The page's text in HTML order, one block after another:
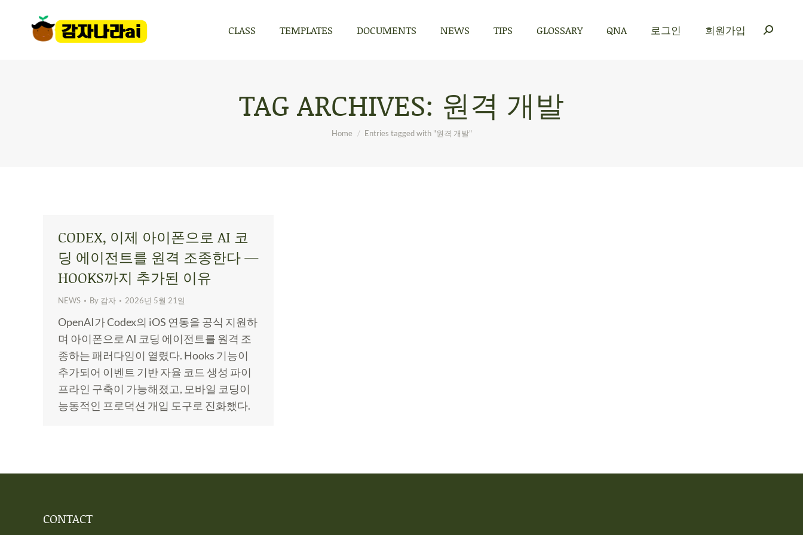
CLASS TEMPLATES DOCUMENTS NEWS TIPS GLOSSARY QNA 로그인 회원가입
TAG ARCHIVES: 원격 개발
You are here:
Home Entries tagged with "원격 개발"
CODEX, 이제 아이폰으로 AI 코
딩 에이전트를 원격 조종한다 —
HOOKS까지 추가된 이유
NEWS By 감자 2026년 5월 21일
OpenAI가 Codex의 iOS 연동을 공식 지원하
며 아이폰으로 AI 코딩 에이전트를 원격 조
종하는 패러다임이 열렸다. Hooks 기능이
추가되어 이벤트 기반 자율 코드 생성 파이
프라인 구축이 가능해졌고, 모바일 코딩이
능동적인 프로덕션 개입 도구로 진화했다.
CONTACT
로그인 회원가입